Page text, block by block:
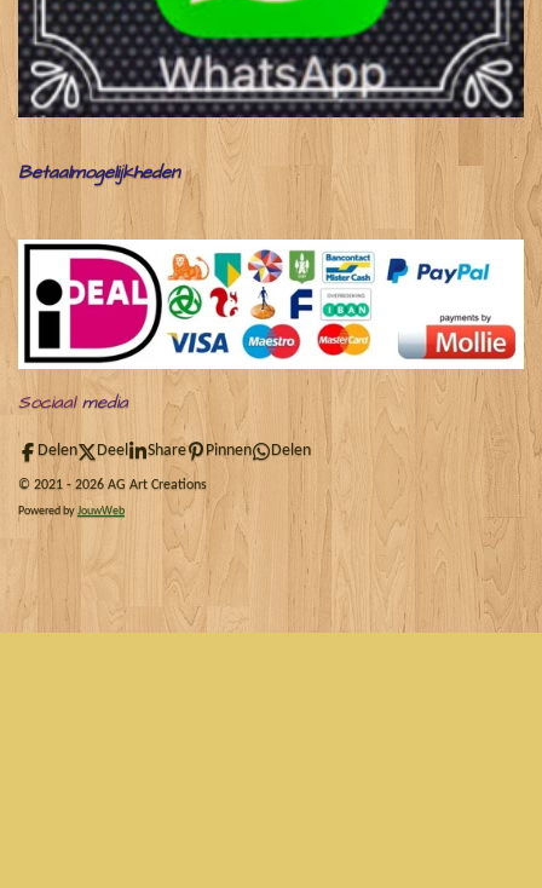
Betaalmogelijkheden
Sociaalmedia
Delen Deel Share Pinnen Delen
© 2021 - 2026 AG Art Creations
Powered byJouwWeb